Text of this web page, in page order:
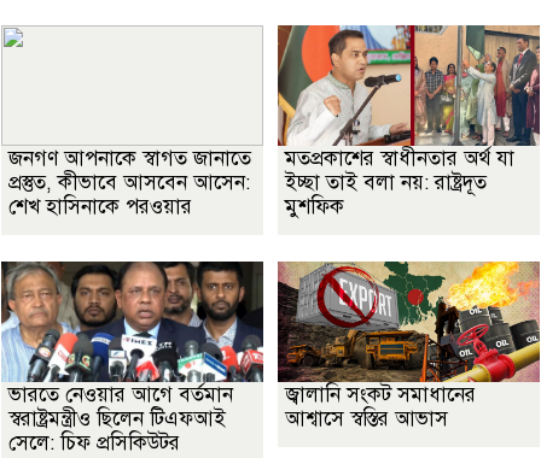
জনগণ আপনাকে স্বাগত জানাতে
প্রস্তুত, কীভাবে আসবেন আসেন:
শেখ হাসিনাকে পরওয়ার
মতপ্রকাশের স্বাধীনতার অর্থ যা
ইচ্ছা তাই বলা নয়: রাষ্ট্রদূত
মুশফিক
ভারতে নেওয়ার আগে বর্তমান
স্বরাষ্ট্রমন্ত্রীও ছিলেন টিএফআই
সেলে: চিফ প্রসিকিউটর
জ্বালানি সংকট সমাধানের
আশ্বাসে স্বস্তির আভাস